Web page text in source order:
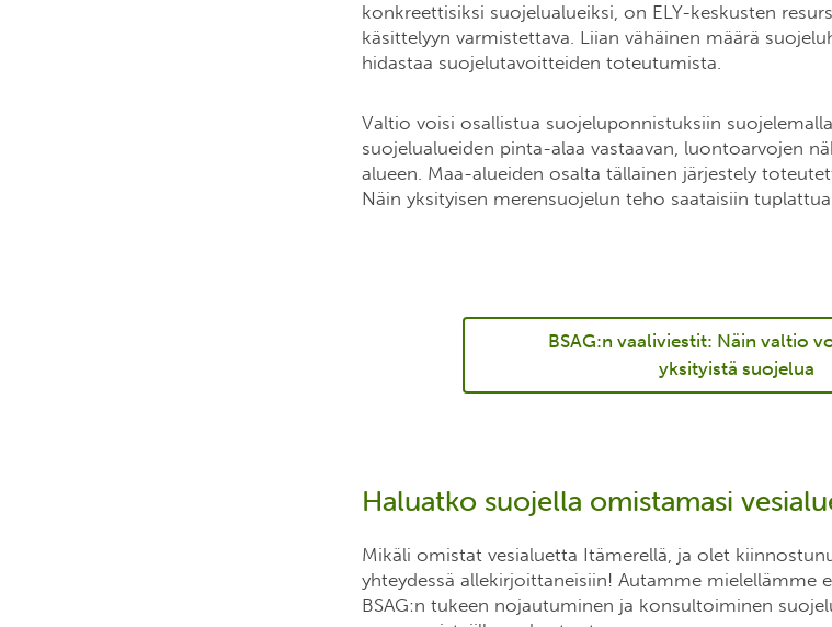
konkreettisiksi suojelualueiksi, on ELY-keskusten
käsittelyyn varmistettava. Liian vähäinen määrä
hidastaa suojelutavoitteiden toteutumista.
Valtio voisi osallistua suojeluponnistuksiin
suojelualueiden pinta-alaa vastaavan, luontoarvojen
alueen. Maa-alueiden osalta tällainen järjestely
Näin yksityisen merensuojelun teho saataisiin
BSAG:n vaaliviestit: Näin valtio
yksityistä suojelua
Haluatko suojella omistamasi
Mikäli omistat vesialuetta Itämerellä, ja olet
yhteydessä allekirjoittaneisiin! Autamme mielellämme
BSAG:n tukeen nojautuminen ja konsultoiminen